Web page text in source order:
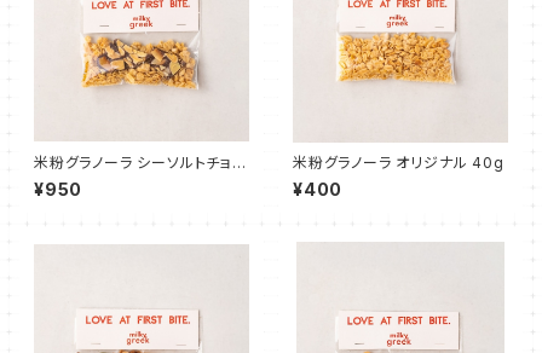
米粉グラノーラ シーソルトチョコ
レート 40g
¥950
米粉グラノーラ オリジナル 40g
¥400